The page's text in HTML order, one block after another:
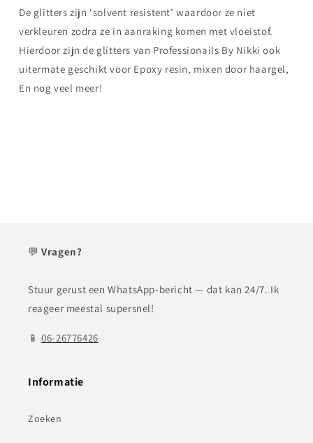
De glitters zijn ‘solvent resistent’ waardoor ze niet
verkleuren zodra ze in aanraking komen met vloeistof.
Hierdoor zijn de glitters van Professionails By Nikki ook
uitermate geschikt voor Epoxy resin, mixen door haargel,
En nog veel meer!
💬Vragen?
Stuur gerust een WhatsApp-bericht — dat kan 24/7. Ik
reageer meestal supersnel!
📱06-26776426
Informatie
Zoeken